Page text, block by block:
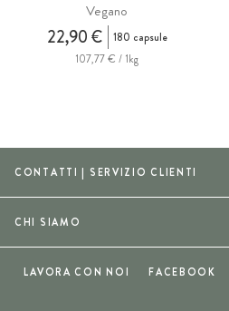
Vegano
22,90 €
180 capsule
107,77 € / 1kg
CONTATTI | SERVIZIO CLIENTI
CHI SIAMO
LAVORA CON NOI FACEBOOK